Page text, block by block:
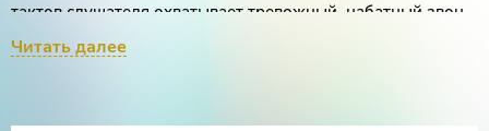
тактов слушателя охватывает тревожный, набатный звон,
который пронизывает всю партитуру. Это музыка о
Читать далее